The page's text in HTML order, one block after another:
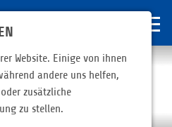
Website. Einige von ihnen
andere uns helfen,
zusätzliche
zu stellen.